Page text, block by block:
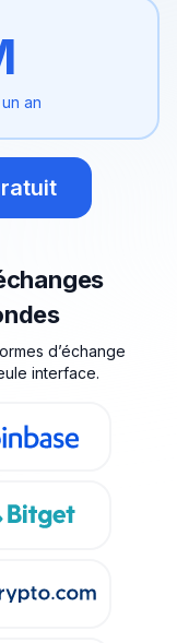
an
d’échange
interface.